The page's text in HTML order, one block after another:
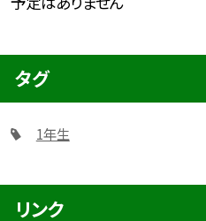
タグ
1年生
リンク